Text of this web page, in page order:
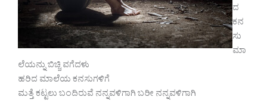
ದ
ಕನ
ಸು
ಮಾ
ಲೆಯನ್ನು ಬಿಚ್ಚಿ ವಗೆದಳು
ಹರಿದ ಮಾಲೆಯ ಕನಸುಗಳಿಗೆ
ಮತ್ತೆ ಕಟ್ಟಲು ಬಂದಿರುವೆ ನನ್ನವಳಿಗಾಗಿ ಬರೀ ನನ್ನವಳಿಗಾಗಿ